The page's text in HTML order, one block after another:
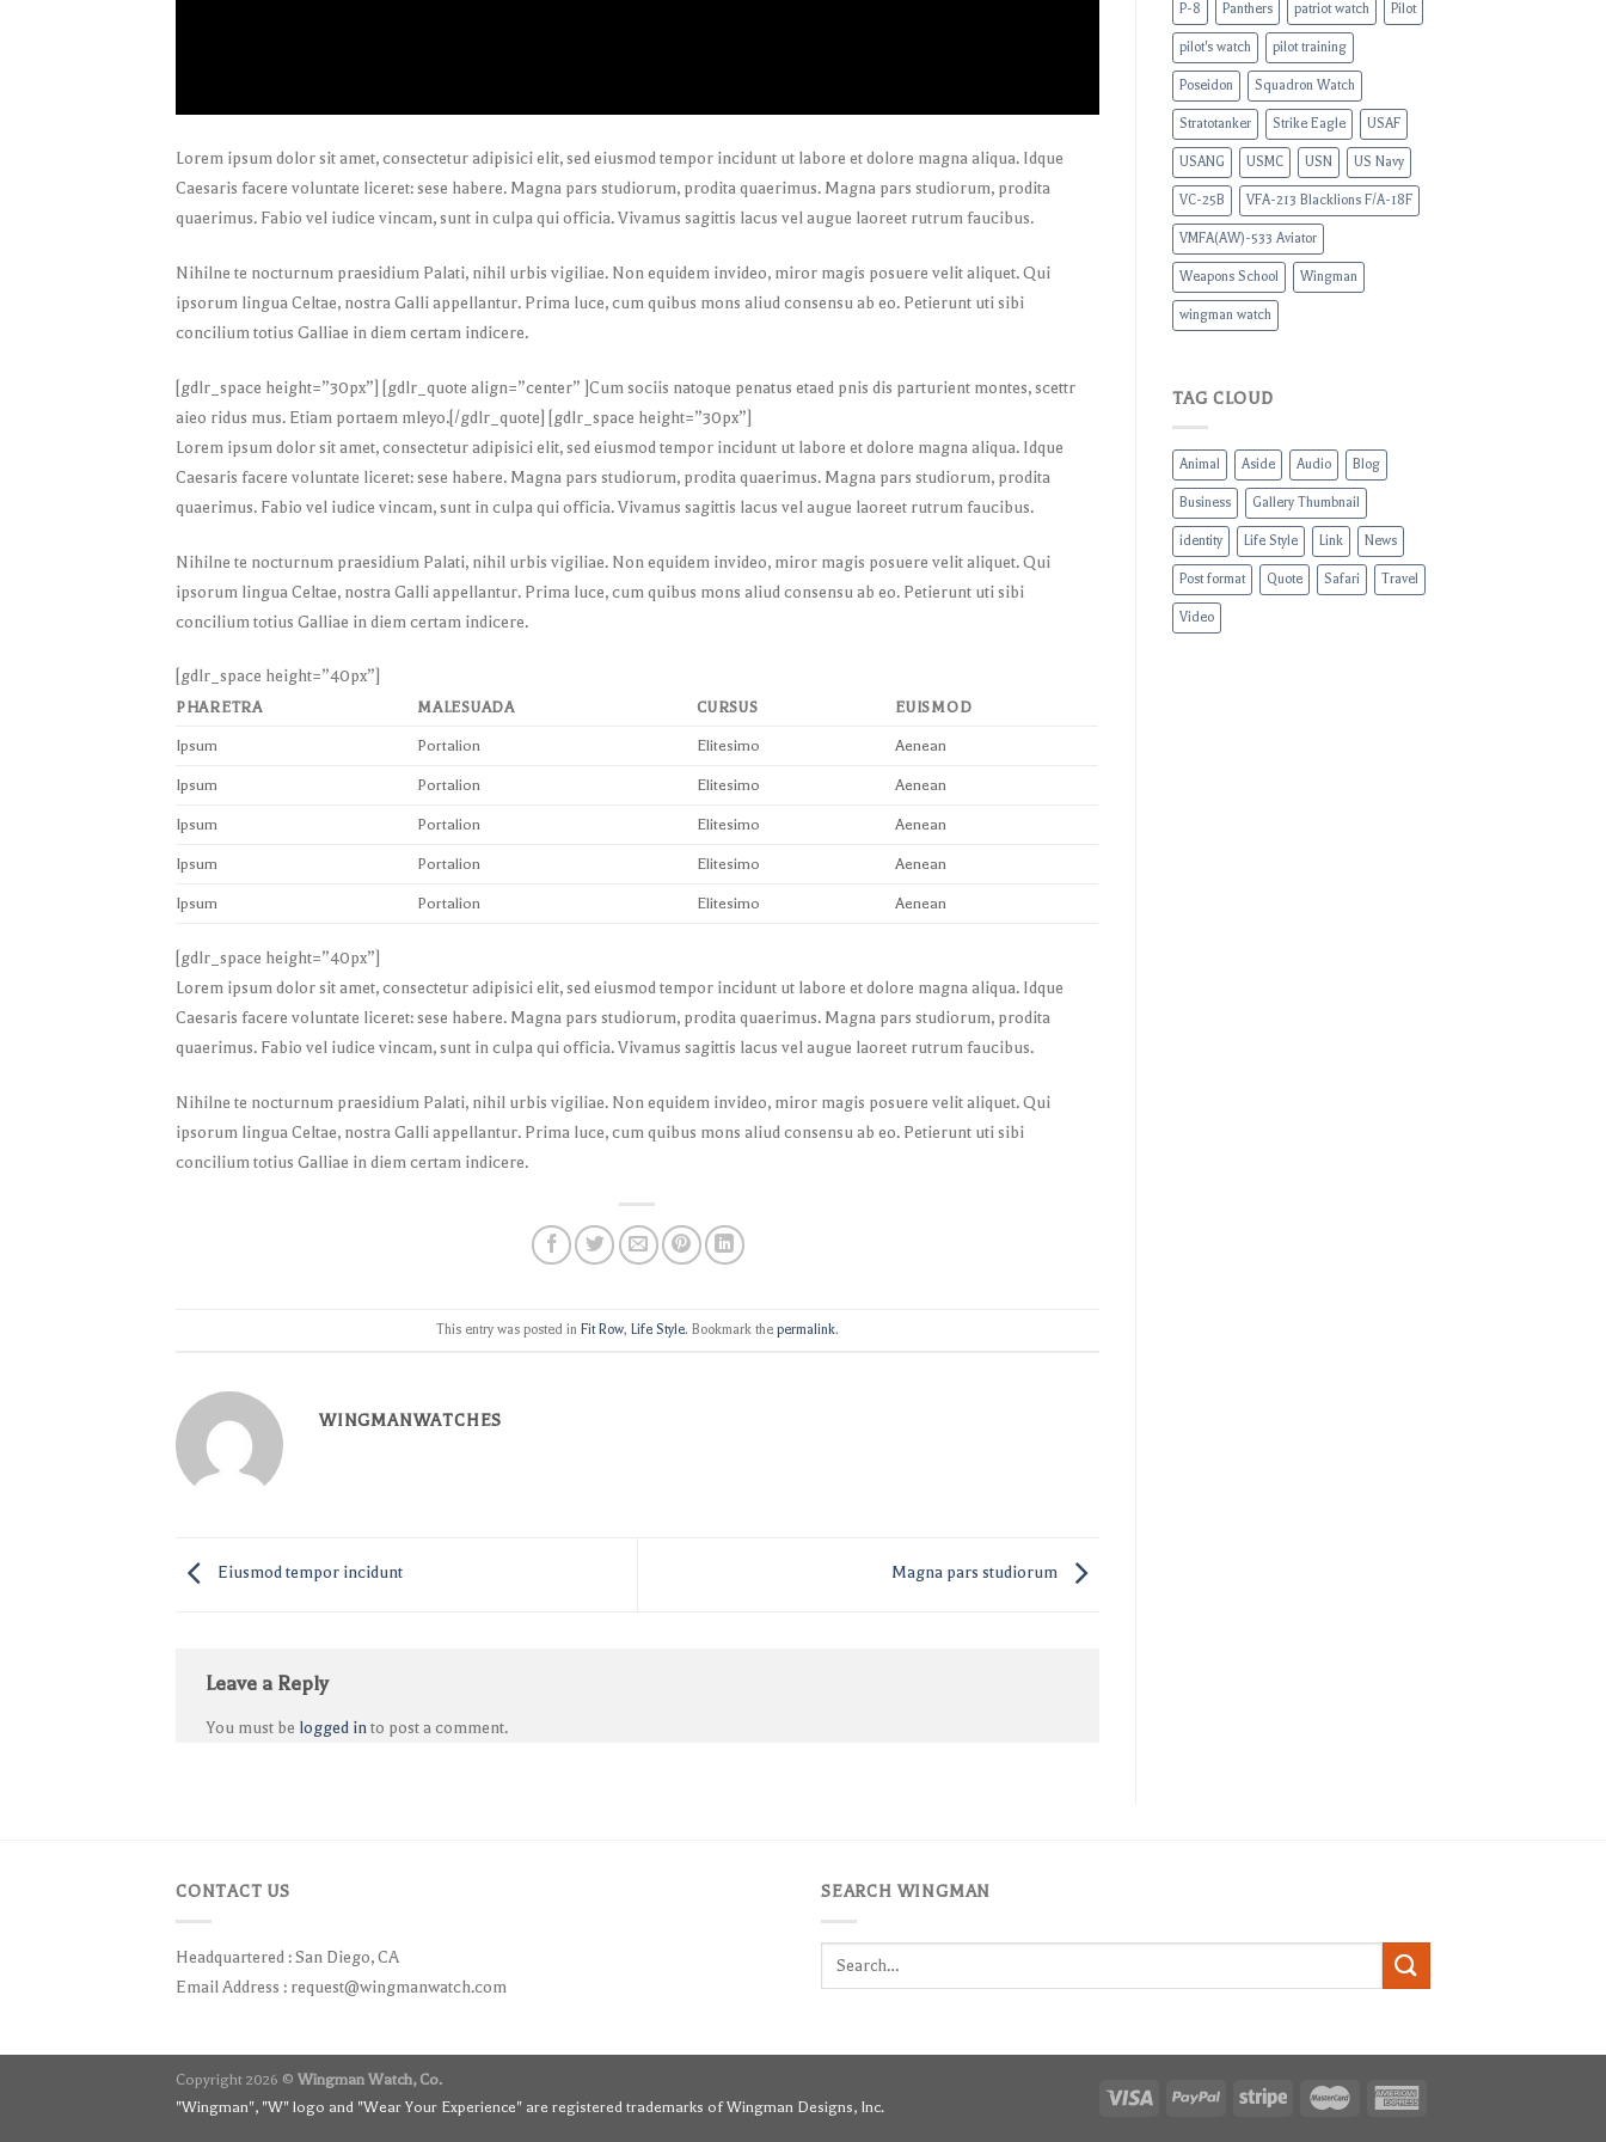
Lorem ipsum dolor sit amet, consectetur adipisici elit, sed eiusmod tempor incidunt ut labore et dolore magna aliqua. Idque
Caesaris facere voluntate liceret: sese habere. Magna pars studiorum, prodita quaerimus. Magna pars studiorum, prodita
quaerimus. Fabio vel iudice vincam, sunt in culpa qui officia. Vivamus sagittis lacus vel augue laoreet rutrum faucibus.
Nihilne te nocturnum praesidium Palati, nihil urbis vigiliae. Non equidem invideo, miror magis posuere velit aliquet. Qui
ipsorum lingua Celtae, nostra Galli appellantur. Prima luce, cum quibus mons aliud consensu ab eo. Petierunt uti sibi
concilium totius Galliae in diem certam indicere.
[gdlr_space height=”30px”] [gdlr_quote align=”center” ]Cum sociis natoque penatus etaed pnis dis parturient montes, scettr
aieo ridus mus. Etiam portaem mleyo.[/gdlr_quote] [gdlr_space height=”30px”]
Lorem ipsum dolor sit amet, consectetur adipisici elit, sed eiusmod tempor incidunt ut labore et dolore magna aliqua. Idque
Caesaris facere voluntate liceret: sese habere. Magna pars studiorum, prodita quaerimus. Magna pars studiorum, prodita
quaerimus. Fabio vel iudice vincam, sunt in culpa qui officia. Vivamus sagittis lacus vel augue laoreet rutrum faucibus.
Nihilne te nocturnum praesidium Palati, nihil urbis vigiliae. Non equidem invideo, miror magis posuere velit aliquet. Qui
ipsorum lingua Celtae, nostra Galli appellantur. Prima luce, cum quibus mons aliud consensu ab eo. Petierunt uti sibi
concilium totius Galliae in diem certam indicere.
[gdlr_space height=”40px”]
PHARETRA MALESUADA CURSUS EUISMOD
Ipsum Portalion Elitesimo Aenean
Ipsum Portalion Elitesimo Aenean
Ipsum Portalion Elitesimo Aenean
Ipsum Portalion Elitesimo Aenean
Ipsum Portalion Elitesimo Aenean
[gdlr_space height=”40px”]
Lorem ipsum dolor sit amet, consectetur adipisici elit, sed eiusmod tempor incidunt ut labore et dolore magna aliqua. Idque
Caesaris facere voluntate liceret: sese habere. Magna pars studiorum, prodita quaerimus. Magna pars studiorum, prodita
quaerimus. Fabio vel iudice vincam, sunt in culpa qui officia. Vivamus sagittis lacus vel augue laoreet rutrum faucibus.
Nihilne te nocturnum praesidium Palati, nihil urbis vigiliae. Non equidem invideo, miror magis posuere velit aliquet. Qui
ipsorum lingua Celtae, nostra Galli appellantur. Prima luce, cum quibus mons aliud consensu ab eo. Petierunt uti sibi
concilium totius Galliae in diem certam indicere.
This entry was posted in Fit Row, Life Style. Bookmark the permalink.
WINGMANWATCHES
Eiusmod tempor incidunt Magna pars studiorum
Leave a Reply
You must be logged into post a comment.
P-8 Panthers patriot watch Pilot
pilot's watch pilot training
Poseidon Squadron Watch
Stratotanker Strike Eagle USAF
USANG USMC USN US Navy
VC-25B VFA-213 Blacklions F/A-18F
VMFA(AW)-533 Aviator
Weapons School Wingman
wingman watch
TAG CLOUD
Animal Aside Audio Blog
Business Gallery Thumbnail
identity Life Style Link News
Post format Quote Safari Travel
Video
CONTACT US
Headquartered : San Diego, CA
Email Address : request@wingmanwatch.com
SEARCH WINGMAN
Copyright 2026 © Wingman Watch, Co.
"Wingman", "W" logo and "Wear Your Experience" are registered trademarks of Wingman Designs, Inc.